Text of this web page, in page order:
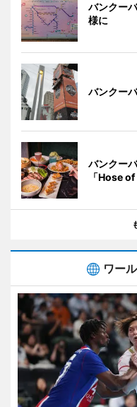
バンクー
様に
バンクー
バンクー
「Hose
ワー